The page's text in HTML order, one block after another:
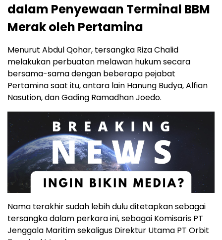
dalam Penyewaan Terminal BBM
Merak oleh Pertamina
Menurut Abdul Qohar, tersangka Riza Chalid
melakukan perbuatan melawan hukum secara
bersama-sama dengan beberapa pejabat
Pertamina saat itu, antara lain Hanung Budya, Alfian
Nasution, dan Gading Ramadhan Joedo.
Nama terakhir sudah lebih dulu ditetapkan sebagai
tersangka dalam perkara ini, sebagai Komisaris PT
Jenggala Maritim sekaligus Direktur Utama PT Orbit